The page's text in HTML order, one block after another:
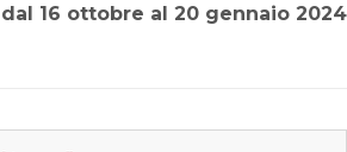
dal 16 ottobre al 20 gennaio 2024